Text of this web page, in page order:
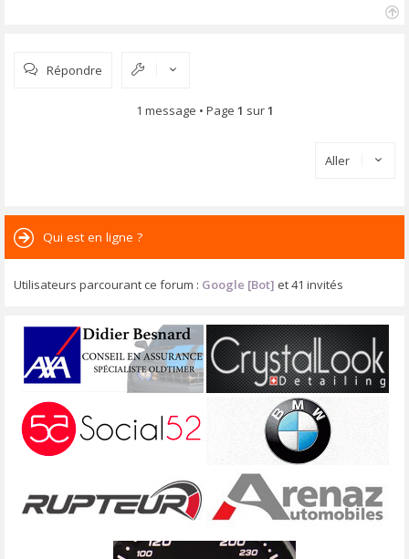
Répondre
1 message • Page 1 sur1
Aller
Qui est en ligne ?
Utilisateurs parcourant ce forum : Google [Bot] et 41 invités